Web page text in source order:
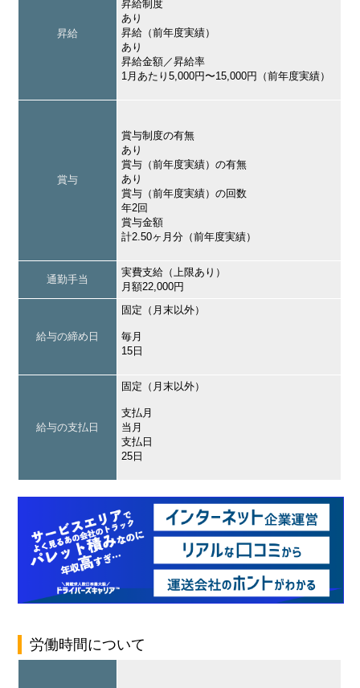
昇給
昇給制度
あり
昇給（前年度実績）
あり
昇給金額／昇給率
1月あたり5,000円〜15,000円（前年度実績）
賞与
賞与制度の有無
あり
賞与（前年度実績）の有無
あり
賞与（前年度実績）の回数
年2回
賞与金額
計2.50ヶ月分（前年度実績）
通勤手当
実費支給（上限あり）
月額22,000円
給与の締め日
固定（月末以外）
毎月
15日
給与の支払日
固定（月末以外）
支払月
当月
支払日
25日
労働時間について